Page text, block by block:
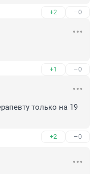
+2 –0
+1 –0
только на 19
+2 –0